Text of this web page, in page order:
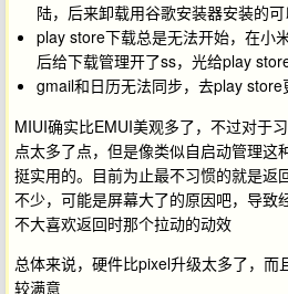
陆，后来卸载用谷歌安装器安装的可
play store下载总是无法开始，在小
后给下载管理开了ss，光给play
gmail和日历无法同步，去play
MIUI确实比EMUI美观多了，不过对于
点太多了点，但是像类似自启动管理这
挺实用的。目前为止最不习惯的就是返
不少，可能是屏幕大了的原因吧，导致
不大喜欢返回时那个拉动的动效
总体来说，硬件比pixel升级太多了，而
较满意